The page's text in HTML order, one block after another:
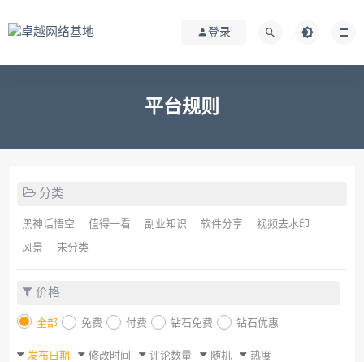
登录
平台规则
分类
黑神话悟空 值得一看 副业知识 软件分享 视频去水印
风景 未分类
价格
全部 免费 付费 钻石免费 钻石优惠
发布日期 修改时间 评论数量 随机 热度